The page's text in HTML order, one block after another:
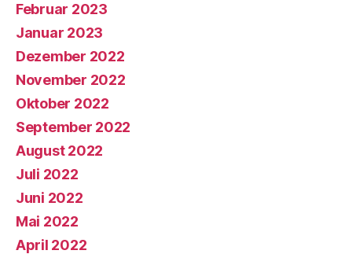
Februar 2023
Januar 2023
Dezember 2022
November 2022
Oktober 2022
September 2022
August 2022
Juli 2022
Juni 2022
Mai 2022
April 2022